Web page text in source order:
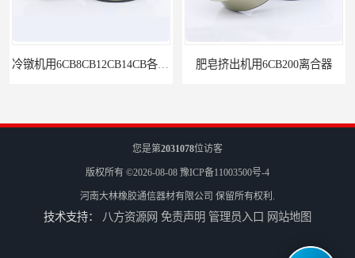
肥皂挤出机用6CB200离合器 冷镦机刹车6CB,8CB,12CB,18CB
您是第2031078位访客
版权所有 ©2026-08-08 豫ICP备11003500号-4
河南大林橡胶通信器材有限公司 保留所有权利.
技术支持： 八方资源网 免责声明 管理员入口 网站地图